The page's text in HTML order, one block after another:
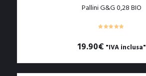
Pallini G&G 0,28 BIO
19.90€ "IVA inclusa"